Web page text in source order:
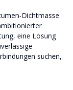
Dichtmasse
eine Lösung
suchen,